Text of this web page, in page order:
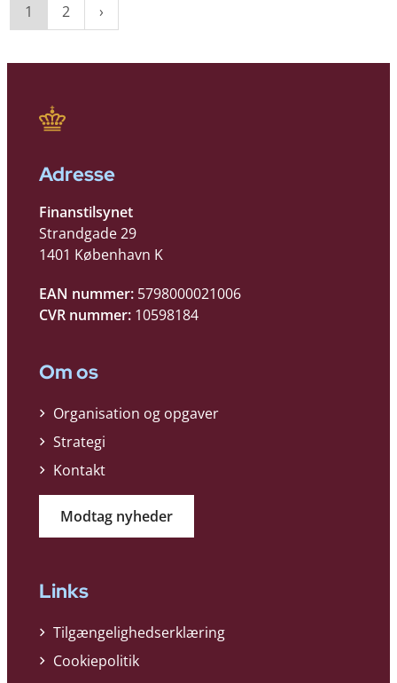
1 2
Adresse
Finanstilsynet
Strandgade 29
1401 København K
EAN nummer: 5798000021006
CVR nummer: 10598184
Om os
Organisation og opgaver
Strategi
Kontakt
Modtag nyheder
Links
Tilgængelighedserklæring
Cookiepolitik